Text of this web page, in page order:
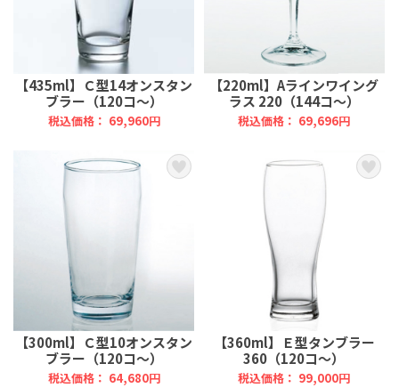
【435ml】Ｃ型14オンスタン
ブラー（120コ～）
税込価格： 69,960円
【220ml】Aラインワイング
ラス 220（144コ～）
税込価格： 69,696円
【300ml】Ｃ型10オンスタン
ブラー（120コ～）
税込価格： 64,680円
【360ml】Ｅ型タンブラー
360（120コ～）
税込価格： 99,000円